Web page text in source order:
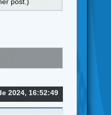
2024, 16:52:49